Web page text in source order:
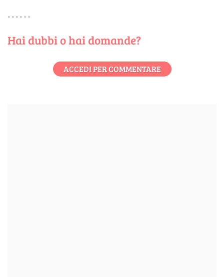
Hai dubbi o hai domande?
ACCEDI PER COMMENTARE